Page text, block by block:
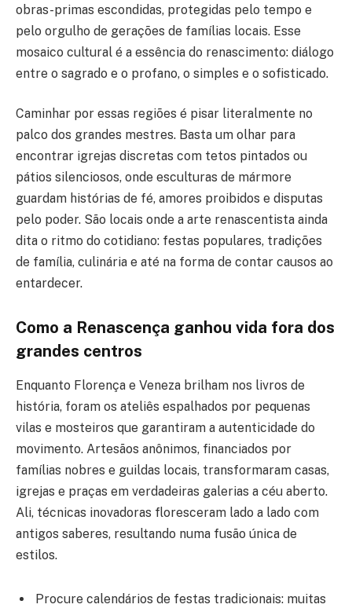
obras-primas escondidas, protegidas pelo tempo e
pelo orgulho de gerações de famílias locais. Esse
mosaico cultural é a essência do renascimento: diálogo
entre o sagrado e o profano, o simples e o sofisticado.
Caminhar por essas regiões é pisar literalmente no
palco dos grandes mestres. Basta um olhar para
encontrar igrejas discretas com tetos pintados ou
pátios silenciosos, onde esculturas de mármore
guardam histórias de fé, amores proibidos e disputas
pelo poder. São locais onde a arte renascentista ainda
dita o ritmo do cotidiano: festas populares, tradições
de família, culinária e até na forma de contar causos ao
entardecer.
Como a Renascença ganhou vida fora dos
grandes centros
Enquanto Florença e Veneza brilham nos livros de
história, foram os ateliês espalhados por pequenas
vilas e mosteiros que garantiram a autenticidade do
movimento. Artesãos anônimos, financiados por
famílias nobres e guildas locais, transformaram casas,
igrejas e praças em verdadeiras galerias a céu aberto.
Ali, técnicas inovadoras floresceram lado a lado com
antigos saberes, resultando numa fusão única de
estilos.
Procure calendários de festas tradicionais: muitas